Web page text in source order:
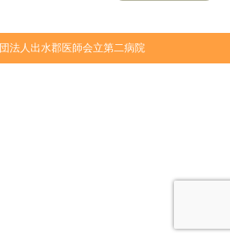
法人出水郡医師会立第二病院